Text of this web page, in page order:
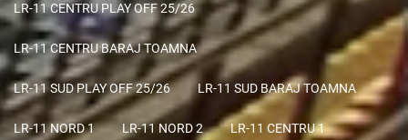
LR-11 CENTRU PLAY OFF 25/26
LR-11 CENTRU BARAJ TOAMNA
LR-11 SUD PLAY OFF 25/26 LR-11 SUD BARAJ TOAMNA
LR-11 NORD 1 LR-11 NORD 2 LR-11 CENTRU 1